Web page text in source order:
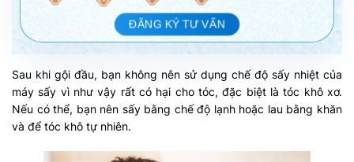
ĐĂNG KÝ TƯ VẤN
Sau khi gội đầu, bạn không nên sử dụng chế độ sấy nhiệt của
máy sấy vì như vậy rất có hại cho tóc, đặc biệt là tóc khô xơ.
Nếu có thể, bạn nên sấy bằng chế độ lạnh hoặc lau bằng khăn
và để tóc khô tự nhiên.